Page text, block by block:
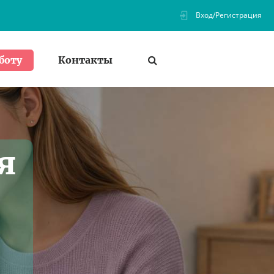
Вход/Регистрация
Контакты